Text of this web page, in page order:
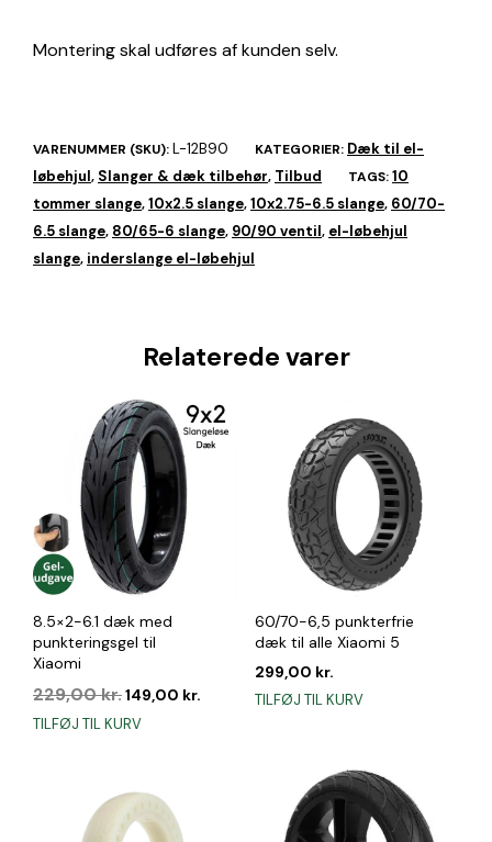
Montering skal udføres af kunden selv.
VARENUMMER (SKU):L-12B90 KATEGORIER: Dæk til el-
løbehjul, Slanger & dæk tilbehør, Tilbud TAGS:10
tommer slange,10x2.5 slange,10x2.75-6.5 slange, 60/70-
6.5 slange, 80/65-6 slange, 90/90 ventil, el-løbehjul
slange, inderslange el-løbehjul
Relaterede varer
8.5×2-6.1 dæk med
punkteringsgel til
Xiaomi
229,00kr.Den
pris
149,00 kr.
TILFØJ TIL KURV
60/70-6,5 punkterfrie
dæk til alle Xiaomi 5
299,00 kr.
TILFØJ TIL KURV